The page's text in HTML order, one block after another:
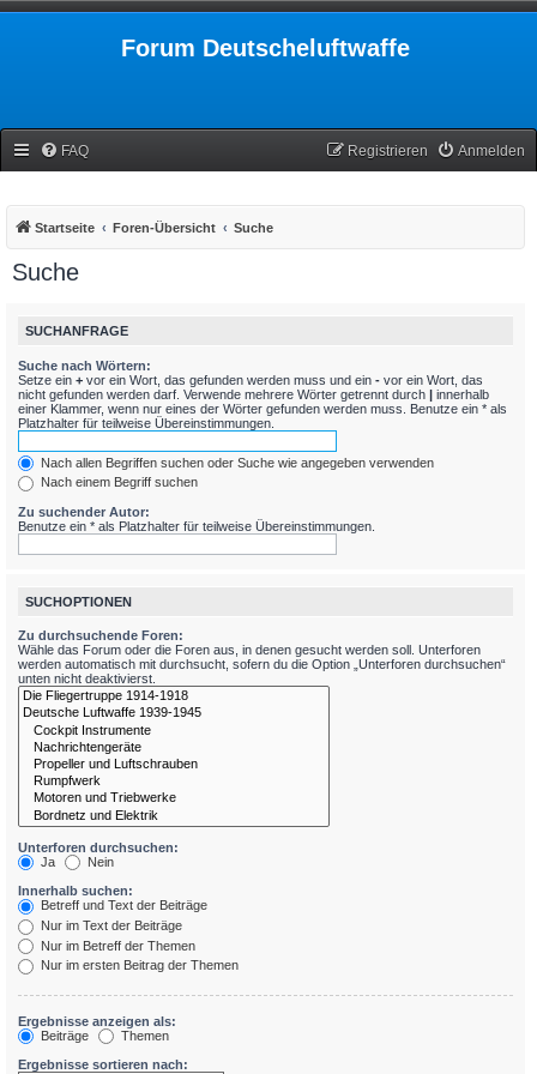
Forum Deutscheluftwaffe
FAQ Anmelden
Registrieren
Startseite Foren-Übersicht Suche
Suche
SUCHANFRAGE
Suche nach Wörtern:
Setze ein + vor ein Wort, das gefunden werden muss und ein - vor ein Wort, das
nicht gefunden werden darf. Verwende mehrere Wörter getrennt durch | innerhalb
einer Klammer, wenn nur eines der Wörter gefunden werden muss. Benutze ein * als
Platzhalter für teilweise Übereinstimmungen.
Nach allen Begriffen suchen oder Suche wie angegeben verwenden
Nach einem Begriff suchen
Zu suchender Autor:
Benutze ein * als Platzhalter für teilweise Übereinstimmungen.
SUCHOPTIONEN
Zu durchsuchende Foren:
Wähle das Forum oder die Foren aus, in denen gesucht werden soll. Unterforen
werden automatisch mit durchsucht, sofern du die Option „Unterforen durchsuchen“
unten nicht deaktivierst.
Unterforen durchsuchen:
Ja
Nein
Innerhalb suchen:
Betreff und Text der Beiträge
Nur im Text der Beiträge
Nur im Betreff der Themen
Nur im ersten Beitrag der Themen
Ergebnisse anzeigen als:
Beiträge
Themen
Ergebnisse sortieren nach: